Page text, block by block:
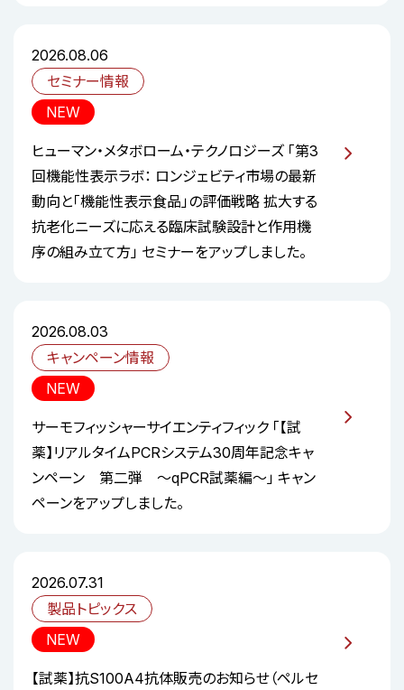
2026.08.06
セミナー情報
NEW
ヒューマン・メタボローム・テクノロジーズ 「第3
回機能性表示ラボ： ロンジェビティ市場の最新
動向と「機能性表示食品」の評価戦略 ――拡大する
抗老化ニーズに応える臨床試験設計と作用機
序の組み立て方」 セミナーをアップしました。
2026.08.03
キャンペーン情報
NEW
サーモフィッシャーサイエンティフィック 「【試
薬】リアルタイムPCRシステム30周年記念キャ
ンペーン 第二弾 ～qPCR試薬編～」 キャン
ペーンをアップしました。
2026.07.31
製品トピックス
NEW
【試薬】抗S100A4抗体販売のお知らせ（ペルセ